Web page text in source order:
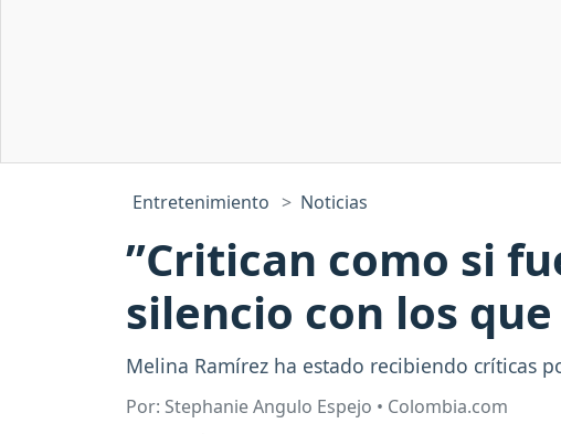
Entretenimiento Noticias
”Critican como si
silencio con los
Melina Ramírez ha estado recibiendo críticas
Por: Stephanie Angulo Espejo • Colombia.com